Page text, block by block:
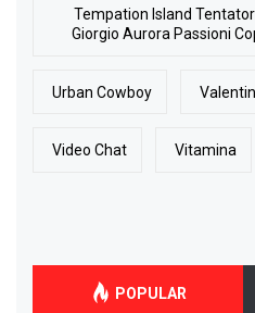
Tempation Island
Giorgio Aurora Passioni
Urban Cowboy
Video Chat Vitamina
POPULAR